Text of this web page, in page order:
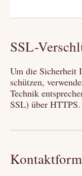
SSL-
Um die Sicherheit
schützen,
Technik
SSL) über HTTPS.